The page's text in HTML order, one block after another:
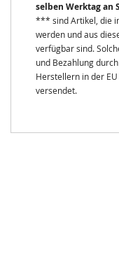
selben Werktag an
*** sind Artikel, die
werden und aus
verfügbar sind.
und Bezahlung durch
Herstellern in der
versendet.